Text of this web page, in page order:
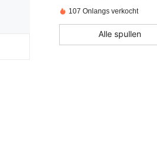
4.90
107 Onlangs verkocht
Alle spullen